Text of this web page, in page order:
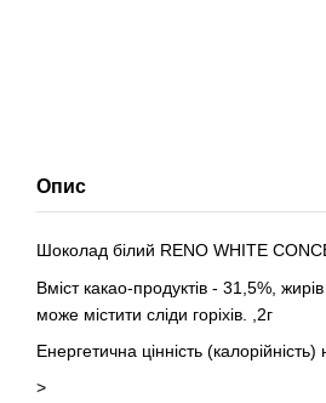
Опис
Шоколад білий RENO WHITE
Вміст какао-продуктів - 31,5%,
може містити сліди горіхів. ,2г
Енергетична цінність
>